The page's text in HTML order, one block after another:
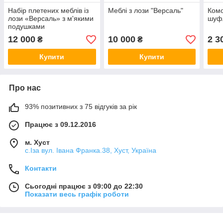
Набір плетених меблів із
лози «Версаль» з м'якими
подушками
12 000 ₴
Купити
Меблі з лози "Версаль"
10 000₴
Купити
2
Про нас
93% позитивних з 75 відгуків за рік
Працює з 09.12.2016
м. Хуст
с.Іза вул. Івана Франка.38, Хуст, Україна
Контакти
Сьогодні працює з 09:00 до 22:30
Показати весь графік роботи